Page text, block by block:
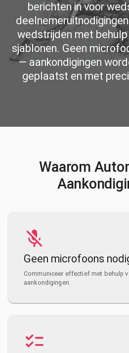
berichten in voor
wedstrijden met
sjablonen. Geen
— aankondigingen
geplaatst en met
Waarom
Geen microfoons
Communiceer effectief met behulp
aankondigingen.